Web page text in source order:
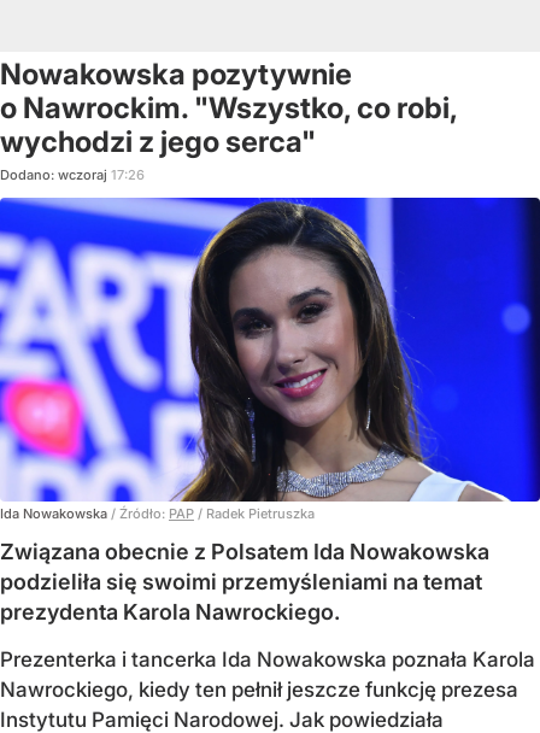
Nowakowska pozytywnie
o Nawrockim. "Wszystko, co robi,
wychodzi z jego serca"
Dodano: wczoraj 17:26
Ida Nowakowska / Źródło: PAP / Radek Pietruszka
Związana obecnie z Polsatem Ida Nowakowska
podzieliła się swoimi przemyśleniami na temat
prezydenta Karola Nawrockiego.
Prezenterka i tancerka Ida Nowakowska poznała Karola
Nawrockiego, kiedy ten pełnił jeszcze funkcję prezesa
Instytutu Pamięci Narodowej. Jak powiedziała